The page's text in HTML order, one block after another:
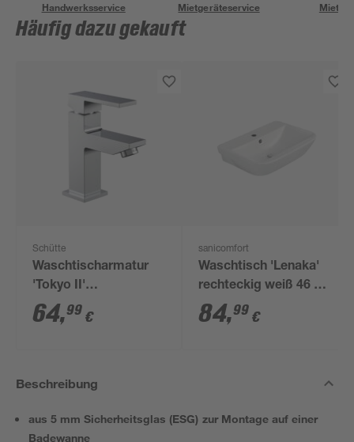
Handwerksservice Mietgeräteservice
Häufig dazu gekauft
Schütte
Waschtischarmatur
'Tokyo II'
chromfarben
64,99 €
sanicomfort
Waschtisch 'Lenaka'
rechteckig weiß 46 x
60 x 16 cm
84,99 €
Beschreibung
aus 5 mm Sicherheitsglas (ESG) zur Montage auf einer
Badewanne